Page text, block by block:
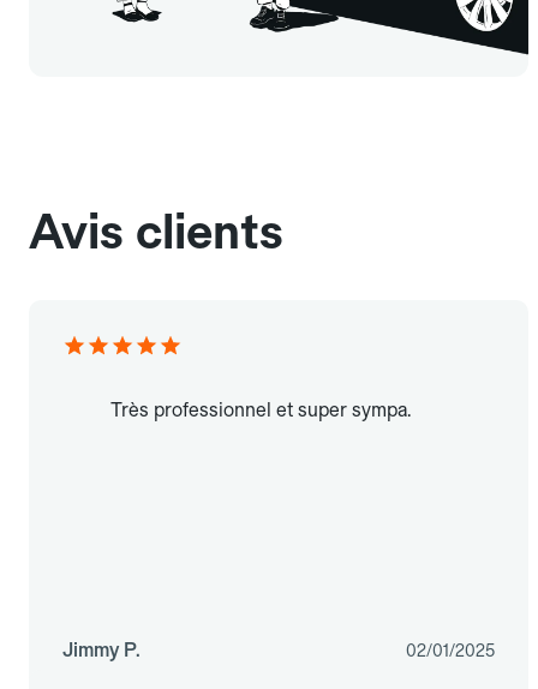
Avis clients
Très professionnel et super sympa.
Jimmy P. 02/01/2025